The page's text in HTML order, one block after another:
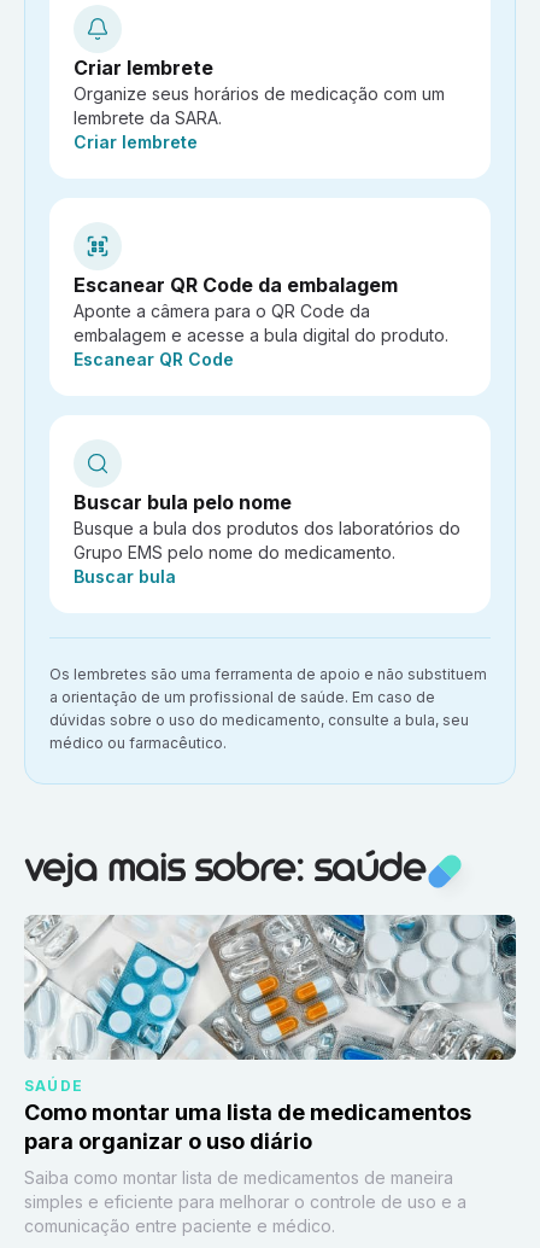
Criar lembrete
Organize seus horários de medicação com um
lembrete da SARA.
Ação:
Criar lembrete
Escanear QR Code da embalagem
Aponte a câmera para o QR Code da
embalagem e acesse a bula digital do produto.
Ação:
Escanear QR Code
Buscar bula pelo nome
Busque a bula dos produtos dos laboratórios do
Grupo EMS pelo nome do medicamento.
Ação:
Buscar bula
Aviso importante:
Os lembretes são uma ferramenta de apoio e não substituem
a orientação de um profissional de saúde. Em caso de
dúvidas sobre o uso do medicamento, consulte a bula, seu
médico ou farmacêutico.
Veja mais sobre:Saúde
veja mais sobre: saúde
SAÚDE
Como montar uma lista de medicamentos
para organizar o uso diário
Saiba como montar lista de medicamentos de maneira
simples e eficiente para melhorar o controle de uso e a
comunicação entre paciente e médico.